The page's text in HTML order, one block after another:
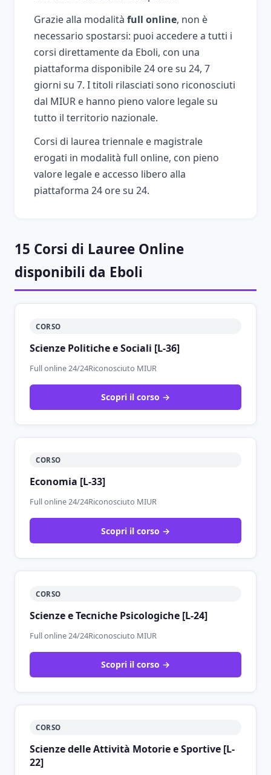
Grazie alla modalità full online, non è
necessario spostarsi: puoi accedere a tutti i
corsi direttamente da Eboli, con una
piattaforma disponibile 24 ore su 24, 7
giorni su 7. I titoli rilasciati sono riconosciuti
dal MIUR e hanno pieno valore legale su
tutto il territorio nazionale.
Corsi di laurea triennale e magistrale
erogati in modalità full online, con pieno
valore legale e accesso libero alla
piattaforma 24 ore su 24.
15 Corsi di Lauree Online
disponibili da Eboli
CORSO
Scienze Politiche e Sociali [L-36]
Full online 24/24Riconosciuto MIUR
Scopri il corso →
CORSO
Economia [L-33]
Full online 24/24Riconosciuto MIUR
Scopri il corso →
CORSO
Scienze e Tecniche Psicologiche [L-24]
Full online 24/24Riconosciuto MIUR
Scopri il corso →
CORSO
Scienze delle Attività Motorie e Sportive [L-
22]